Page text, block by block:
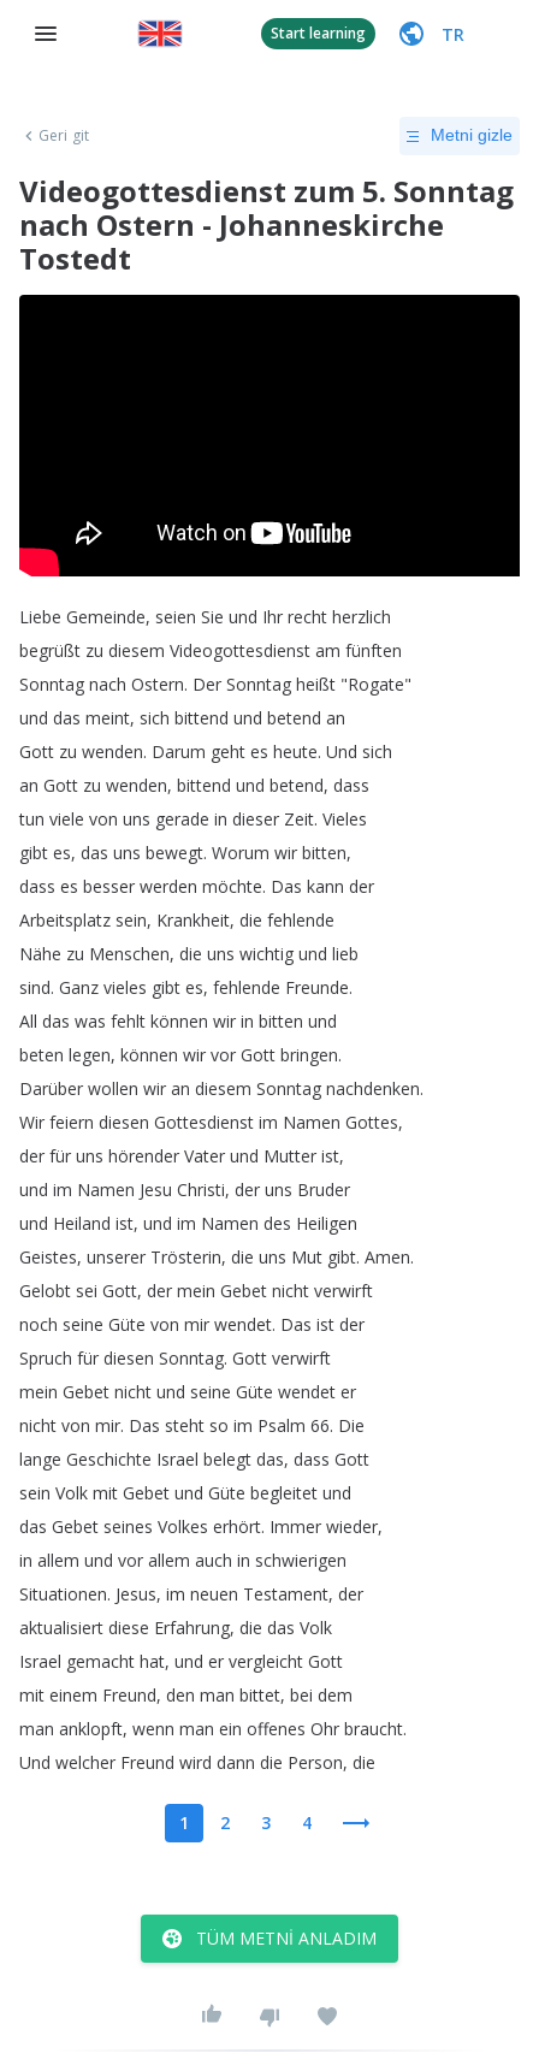
Start learning TR
Geri git Metni gizle
Videogottesdienst zum 5. Sonntag
nach Ostern - Johanneskirche
Tostedt
Liebe Gemeinde, seien Sie und Ihr recht herzlich
begrüßt zu diesem Videogottesdienst am fünften
Sonntag nach Ostern. Der Sonntag heißt "Rogate"
und das meint, sich bittend und betend an
Gott zu wenden. Darum geht es heute. Und sich
an Gott zu wenden, bittend und betend, dass
tun viele von uns gerade in dieser Zeit. Vieles
gibt es, das uns bewegt. Worum wir bitten,
dass es besser werden möchte. Das kann der
Arbeitsplatz sein, Krankheit, die fehlende
Nähe zu Menschen, die uns wichtig und lieb
sind. Ganz vieles gibt es, fehlende Freunde.
All das was fehlt können wir in bitten und
beten legen, können wir vor Gott bringen.
Darüber wollen wir an diesem Sonntag nachdenken.
Wir feiern diesen Gottesdienst im Namen Gottes,
der für uns hörender Vater und Mutter ist,
und im Namen Jesu Christi, der uns Bruder
und Heiland ist, und im Namen des Heiligen
Geistes, unserer Trösterin, die uns Mut gibt. Amen.
Gelobt sei Gott, der mein Gebet nicht verwirft
noch seine Güte von mir wendet. Das ist der
Spruch für diesen Sonntag. Gott verwirft
mein Gebet nicht und seine Güte wendet er
nicht von mir. Das steht so im Psalm 66. Die
lange Geschichte Israel belegt das, dass Gott
sein Volk mit Gebet und Güte begleitet und
das Gebet seines Volkes erhört. Immer wieder,
in allem und vor allem auch in schwierigen
Situationen. Jesus, im neuen Testament, der
aktualisiert diese Erfahrung, die das Volk
Israel gemacht hat, und er vergleicht Gott
mit einem Freund, den man bittet, bei dem
man anklopft, wenn man ein offenes Ohr braucht.
Und welcher Freund wird dann die Person, die
1 2 3 4
TÜM METNI ANLADIM